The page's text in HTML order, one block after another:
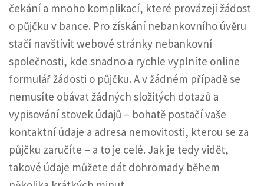
čekání a mnoho komplikací, které provázejí žádost
o půjčku v bance. Pro získání nebankovního úvěru
stačí navštívit webové stránky nebankovní
společnosti, kde snadno a rychle vyplníte online
formulář žádosti o půjčku. A v žádném případě se
nemusíte obávat žádných složitých dotazů a
vypisování stovek údajů – bohatě postačí vaše
kontaktní údaje a adresa nemovitosti, kterou se za
půjčku zaručíte – a to je celé. Jak je tedy vidět,
takové údaje můžete dát dohromady během